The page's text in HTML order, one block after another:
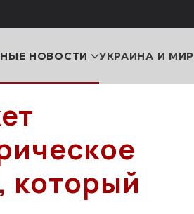
НОВОСТИ УКРАИНА И МИР
который